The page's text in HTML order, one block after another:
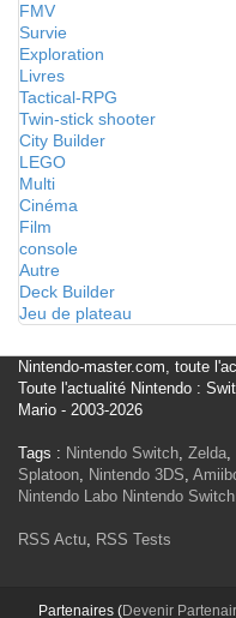
FMV
Survie
Exploration
Livres
Tactical-RPG
Twin-stick shooter
City Builder
LEGO
Multi
Cinéma
Film
console
Autre
Deck Builder
Jeu de plateau
Nintendo-master.com, toute
Toute l'actualité Nintendo :
Mario - 2003-2026
Tags : Nintendo Switch, Zelda,
Splatoon, Nintendo 3DS,
Nintendo Labo Nintendo
RSS Actu, RSS Tests
Partenaires (Devenir